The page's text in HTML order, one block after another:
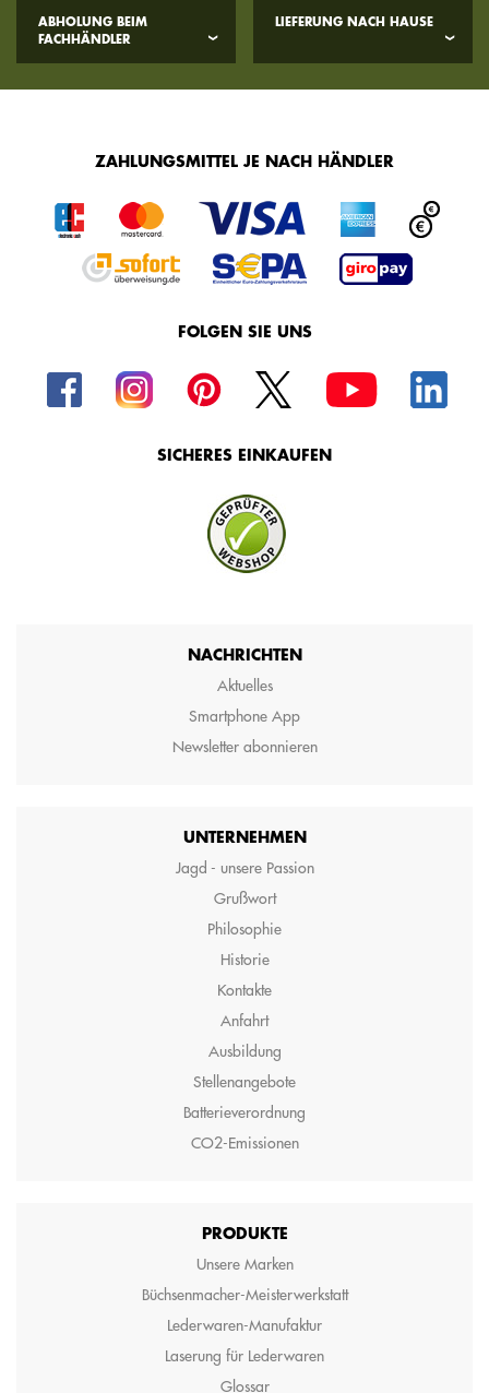
ABHOLUNG BEIM
FACHHÄNDLER
LIEFERUNG NACH HAUSE
ZAHLUNGSMITTEL JE NACH HÄNDLER
FOLGEN SIE UNS
SICHERES EINKAUFEN
NACHRICHTEN
Aktuelles
Smartphone App
Newsletter abonnieren
UNTERNEHMEN
Jagd - unsere Passion
Grußwort
Philosophie
Historie
Kontakte
Anfahrt
Ausbildung
Stellenangebote
Batterieverordnung
CO2-Emissionen
PRODUKTE
Unsere Marken
Büchsenmacher-Meisterwerkstatt
Lederwaren-Manufaktur
Laserung für Lederwaren
Glossar